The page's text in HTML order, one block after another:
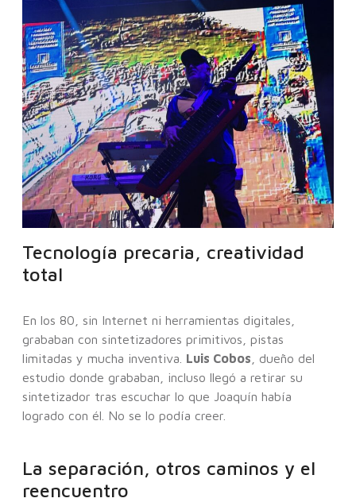
Tecnología precaria, creatividad
total
En los 80, sin Internet ni herramientas digitales,
grababan con sintetizadores primitivos, pistas
limitadas y mucha inventiva. Luis Cobos , dueño del
estudio donde grababan, incluso llegó a retirar su
sintetizador tras escuchar lo que Joaquín había
logrado con él. No se lo podía creer.
La separación, otros caminos y el
reencuentro